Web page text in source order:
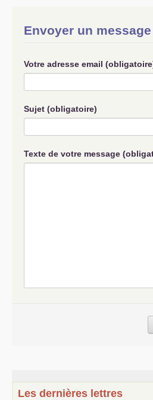
Envoyer un message
Votre adresse email
Sujet (obligatoire)
Texte de votre message
Les dernières lettres